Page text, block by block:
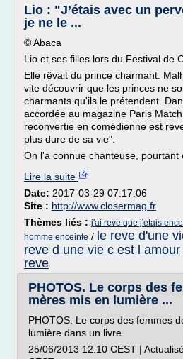
Lio : "J’étais avec un
je ne le ...
© Abaca
Lio et ses filles lors du Festival de
Elle rêvait du prince charmant.
vite découvrir que les princes ne
charmants qu'ils le prétendent.
accordée au magazine Paris
reconvertie en comédienne est
plus dure de sa vie".
On l'a connue chanteuse, pourtant
Lire la suite
Date: 2017-03-29 07:17:06
Site : http://www.closermag.fr
Thèmes liés : j'ai reve que j'etais
homme enceinte / le reve d'une
reve d une vie c est l amour
reve
PHOTOS. Le corps des
mères mis en lumière ...
PHOTOS. Le corps des femmes
lumière dans un livre
25/06/2013 12:10 CEST |